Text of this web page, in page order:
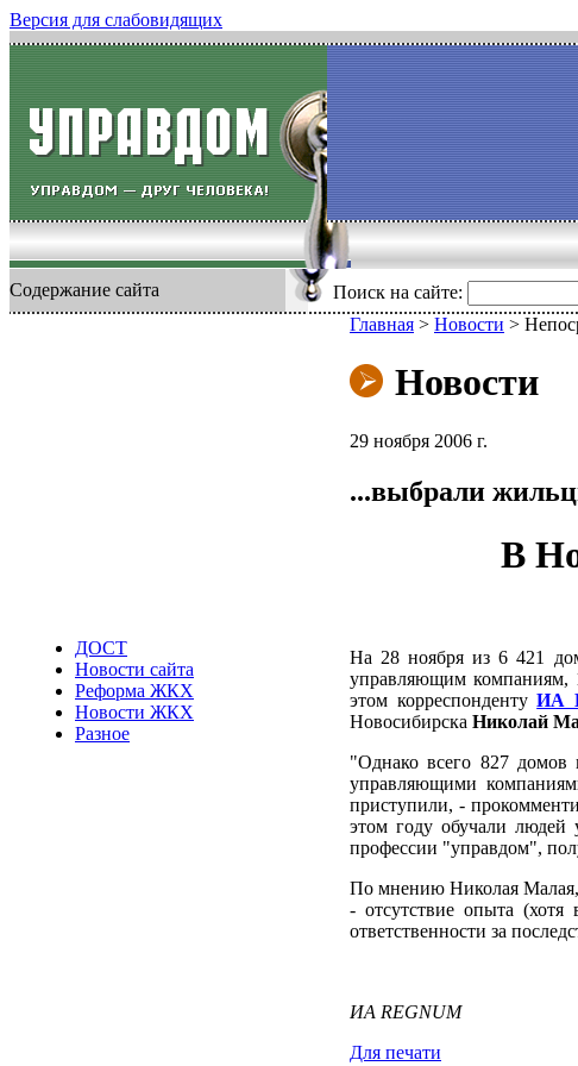
Версия для слабовидящих
Содержание сайта Поиск на сайте:
ДОСТ
Новости сайта
Реформа ЖКХ
Новости ЖКХ
Разное
Главная > Новости >
Новости
29 ноября 2006 г.
...выбрали
В
На 28 ноября из 6 421
управляющим компаниям,
этом корреспондентуИА
Новосибирска Николай
"Однако всего 827 домов
управляющими
приступили, -
этом году обучали людей
профессии "управдом",
По мнению Николая Малая,
- отсутствие опыта
ответственности за
ИА REGNUM
Для печати